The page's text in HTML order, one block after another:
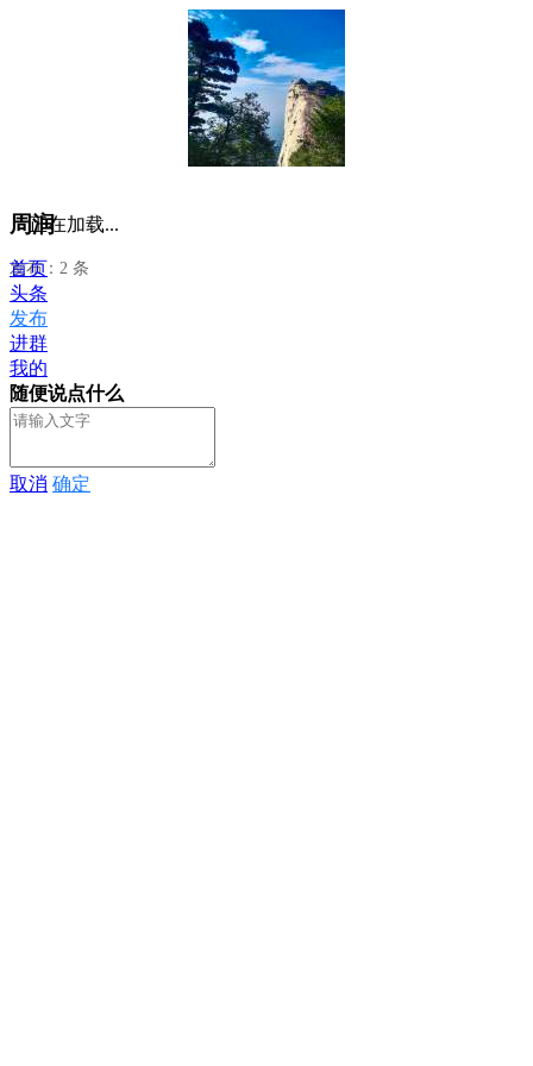
周润
发布：2 条
正在加载...
首页
头条
发布
进群
我的
随便说点什么
取消 确定